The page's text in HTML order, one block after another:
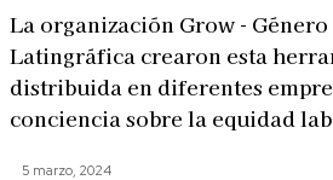
La organización Grow -
Latingráfica crearon esta
distribuida en diferentes
conciencia sobre la equidad
5 marzo, 2024